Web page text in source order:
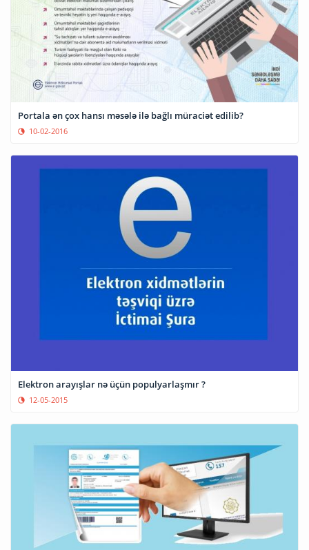
Portala ən çox hansı məsələ ilə bağlı müraciət edilib?
10-02-2016
Elektron arayışlar nə üçün populyarlaşmır ?
12-05-2015